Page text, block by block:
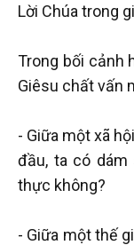
Lời Chúa trong
Trong bối cảnh
Giêsu chất vấn
- Giữa một xã
đầu, ta có dám
thực không?
- Giữa một thế